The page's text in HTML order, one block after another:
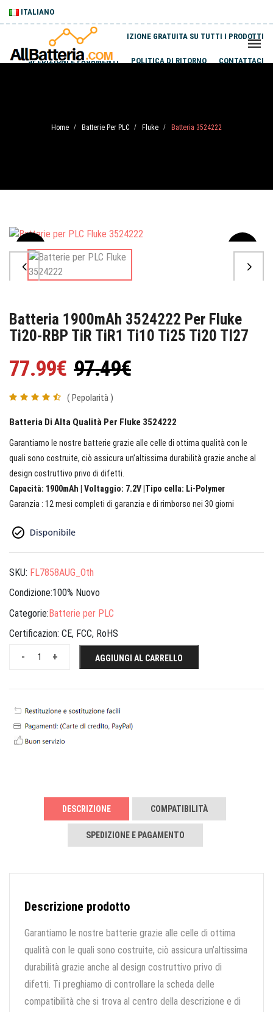
ITALIANO
SPEDIZIONE GRATUITA SU TUTTI I PRODOTTI
SPEDIZIONI E PAGAMENTI POLITICA DI RITORNO CONTATTACI
Home / Batterie Per PLC / Fluke / Batteria 3524222
Sale
Batteria 1900mAh 3524222 Per Fluke
Ti20-RBP TiR TiR1 Ti10 Ti25 Ti20 TI27
77.99€ 97.49€
( Pepolarità )
Batteria Di Alta Qualità Per Fluke 3524222
Garantiamo le nostre batterie grazie alle celle di ottima qualità con le
quali sono costruite, ciò assicura un’altissima durabilità grazie anche al
design costruttivo privo di difetti.
Capacità: 1900mAh | Voltaggio: 7.2V |Tipo cella: Li-Polymer
Garanzia : 12 mesi completi di garanzia e di rimborso nei 30 giorni
SKU: FL7858AUG_Oth
Condizione:100% Nuovo
Categorie:Batterie per PLC
Certificazion: CE, FCC, RoHS
+
- AGGIUNGI AL CARRELLO
DESCRIZIONE COMPATIBILITÀ
SPEDIZIONE E PAGAMENTO
Descrizione prodotto
Garantiamo le nostre batterie grazie alle celle di ottima
qualità con le quali sono costruite, ciò assicura un’altissima
durabilità grazie anche al design costruttivo privo di
difetti. Ti preghiamo di controllare la scheda delle
compatibilità che si trova al centro della descrizione e di